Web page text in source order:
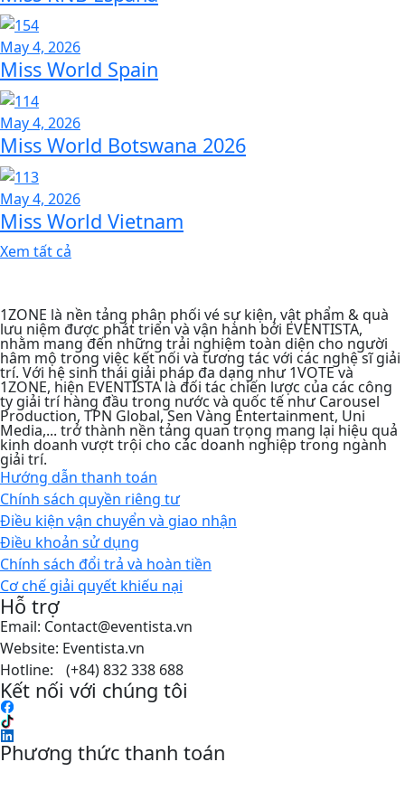
May 4, 2026
Miss World Spain
May 4, 2026
Miss World Botswana 2026
May 4, 2026
Miss World Vietnam
Xem tất cả
1ZONE là nền tảng phân phối vé sự kiện, vật phẩm & quà
lưu niệm được phát triển và vận hành bởi EVENTISTA,
nhằm mang đến những trải nghiệm toàn diện cho người
hâm mộ trong việc kết nối và tương tác với các nghệ sĩ giải
trí. Với hệ sinh thái giải pháp đa dạng như 1VOTE và
1ZONE, hiện EVENTISTA là đối tác chiến lược của các công
ty giải trí hàng đầu trong nước và quốc tế như Carousel
Production, TPN Global, Sen Vàng Entertainment, Uni
Media,... trở thành nền tảng quan trọng mang lại hiệu quả
kinh doanh vượt trội cho các doanh nghiệp trong ngành
giải trí.
Hướng dẫn thanh toán
Chính sách quyền riêng tư​
Điều kiện vận chuyển và giao nhận
Điều khoản sử dụng
Chính sách đổi trả và hoàn tiền
Cơ chế giải quyết khiếu nại
Hỗ trợ
Email: Contact@eventista.vn
Website: Eventista.vn
Hotline: (+84) 832 338 688
Kết nối với chúng tôi
Phương thức thanh toán